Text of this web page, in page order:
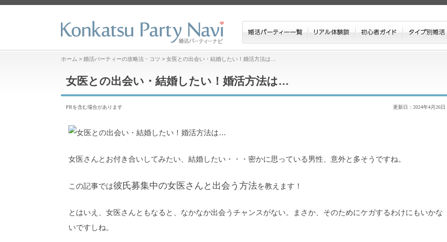
ホーム > 婚活パーティーの攻略法・コツ > 女医との出会い・結婚したい！婚活方法は…
女医との出会い・結婚したい！婚活方法は…
PRを含む場合があります 更新日：2024年4月26日
女医さんとお付き合いしてみたい、結婚したい・・・密かに思っている男性、意外と多そうですね。
この記事では彼氏募集中の女医さんと出会う方法を教えます！
とはいえ、女医さんともなると、なかなか出会うチャンスがない。まさか、そのためにケガするわけにもいかな
いですしね。